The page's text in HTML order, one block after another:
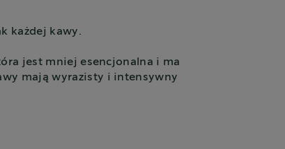
każdej kawy.
jest mniej esencjonalna i ma
mają wyrazisty i intensywny